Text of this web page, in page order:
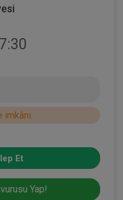
Et
Yap!